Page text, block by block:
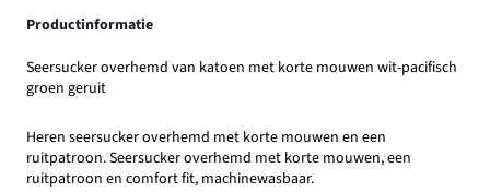
Productinformatie
Seersucker overhemd van katoen met korte mouwen wit-pacifisch
groen geruit
Heren seersucker overhemd met korte mouwen en een
ruitpatroon. Seersucker overhemd met korte mouwen, een
ruitpatroon en comfort fit, machinewasbaar.